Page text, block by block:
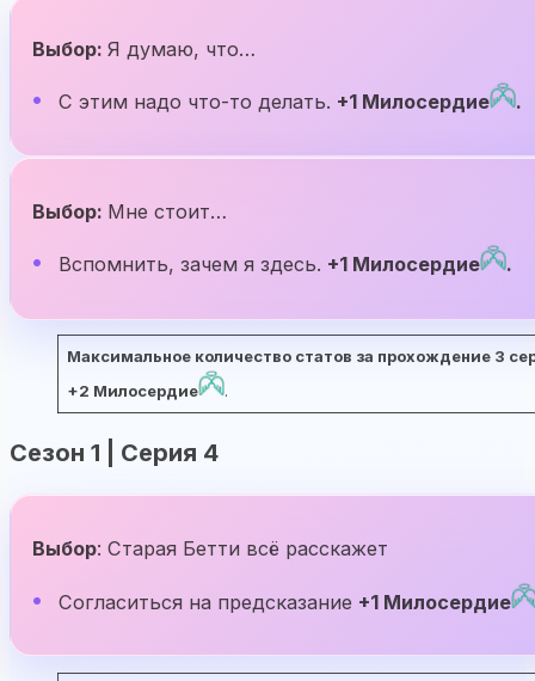
Выбор: Я думаю, что…
С этим надо что-то делать. +1 Милосердие .
Выбор: Мне стоит…
Вспомнить, зачем я здесь. +1 Милосердие .
Максимальное количество статов за прохождение 3
+2 Милосердие
.
Сезон 1 | Серия 4
Выбор: Старая Бетти всё расскажет
Согласиться на предсказание +1 Милосердие